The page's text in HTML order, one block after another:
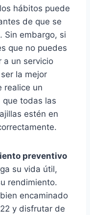
hábitos puede
de que se
Sin embargo, si
que no puedes
a un servicio
la mejor
realice un
que todas las
estén en
preventivo
su vida útil,
rendimiento.
encaminado
y disfrutar de